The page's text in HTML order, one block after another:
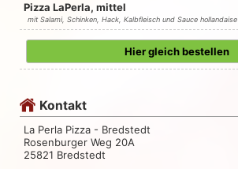
Pizza LaPerla, mittel
mit Salami, Schinken, Hack, Kalbfleisch und Sauce hollandaise
Hier gleich bestellen
Kontakt
La Perla Pizza - Bredstedt
Rosenburger Weg 20A
25821 Bredstedt